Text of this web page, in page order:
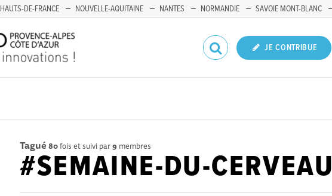
HAUTS-DE-FRANCE NOUVELLE-AQUITAINE NANTES NORMANDIE SAVOIE MONT-BLANC
JE CONTRIBUE
Tagué 80fois et suivi par9 membres
#SEMAINE-DU-CERVEAU